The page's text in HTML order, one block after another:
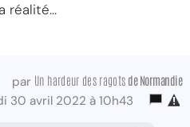
réalité...
par Un hardeur des ragots de Normandie
30 avril 2022 à 10h43